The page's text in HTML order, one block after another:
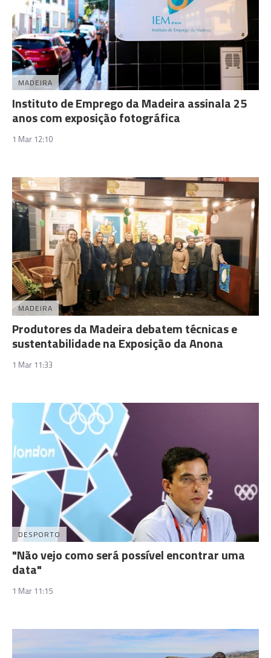
MADEIRA
Instituto de Emprego da Madeira assinala 25
anos com exposição fotográfica
1 Mar 12:10
MADEIRA
Produtores da Madeira debatem técnicas e
sustentabilidade na Exposição da Anona
1 Mar 11:33
DESPORTO
"Não vejo como será possível encontrar uma
data"
1 Mar 11:15